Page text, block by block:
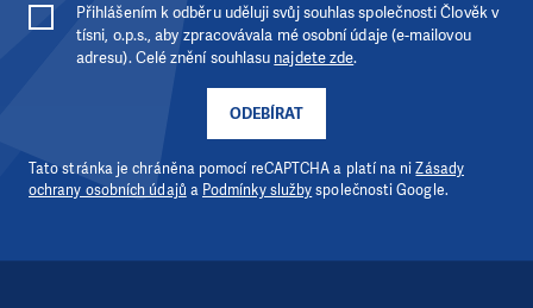
ODEBÍRAT
Přihlášením k odběru uděluji svůj souhlas společnosti Člověk v
tísni, o.p.s., aby zpracovávala mé osobní údaje (e-mailovou
adresu). Celé znění souhlasu najdete zde.
Tato stránka je chráněna pomocí reCAPTCHA a platí na niZásady
ochrany osobních údajů a Podmínky službyspolečnosti Google.